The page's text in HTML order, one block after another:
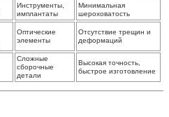
Инструменты,
имплантаты
Минимальная
шероховатость
Оптические
элементы
Отсутствие трещин и
деформаций
Сложные
сборочные
детали
Высокая точность,
быстрое изготовление